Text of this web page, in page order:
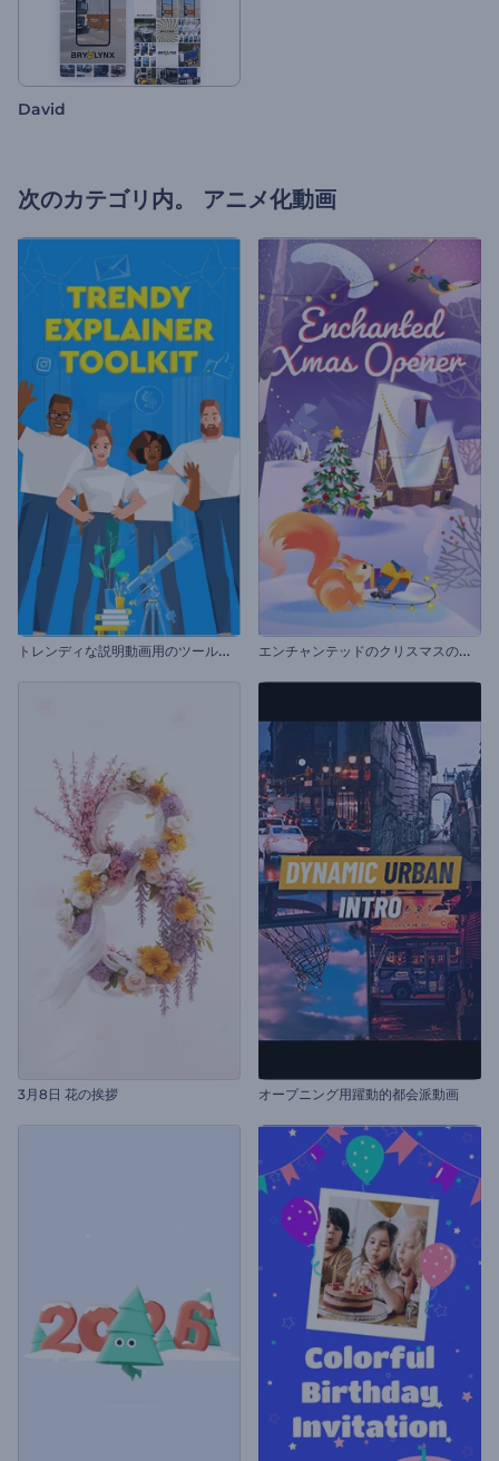
David
次のカテゴリ内。 アニメ化動画
ト
レンディな説明動画用のツールキット エ
ンチャンテッドのクリスマスのイントロ動画
3月8日 花の挨拶 オープニング用躍動的都会派動画